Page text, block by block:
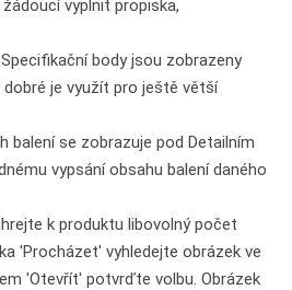
vyplnit propiska,
body jsou zobrazeny
dobré je využít pro ještě větší
balení se zobrazuje pod Detailním
vypsání obsahu balení daného
k produktu libovolný počet
'Procházet' vyhledejte obrázek ve
'Otevřít' potvrďte volbu. Obrázek